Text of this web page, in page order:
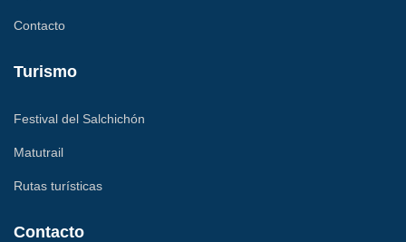
Contacto
Turismo
Festival del Salchichón
Matutrail
Rutas turísticas
Contacto